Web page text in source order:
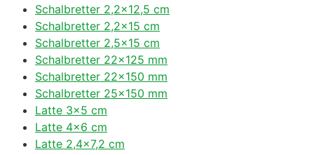
Schalbretter 2,2×12,5 cm
Schalbretter 2,2×15 cm
Schalbretter 2,5×15 cm
Schalbretter 22×125 mm
Schalbretter 22×150 mm
Schalbretter 25×150 mm
Latte 3×5 cm
Latte 4×6 cm
Latte 2,4×7,2 cm